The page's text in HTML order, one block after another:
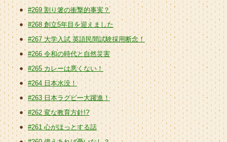
#269 割り箸の衝撃的事実？
#268 創立5年目を迎えました
#267 大学入試 英語民間試験採用断念！
#266 令和の時代と自然災害
#265 カレーは悪くない！
#264 日本水没！
#263 日本ラグビー大躍進！
#262 変な教育方針!?
#261 心がほっとする話